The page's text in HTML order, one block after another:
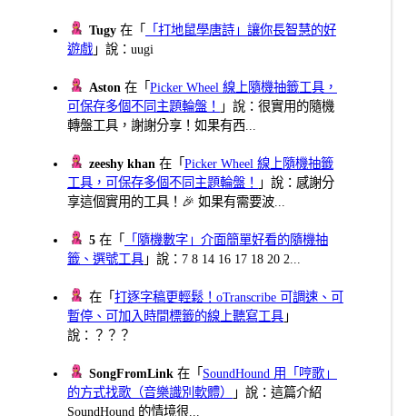
Tugy 在「
「打地鼠學唐詩」讓你長智慧的好
遊戲 」說：uugi
Aston 在「Picker Wheel 線上隨機抽籤工具，
可保存多個不同主題輪盤！
」說：很實用的隨機
轉盤工具，謝謝分享！如果有西...
zeeshy khan 在「Picker Wheel 線上隨機抽籤
工具，可保存多個不同主題輪盤！
」說：感謝分
享這個實用的工具！🎉 如果有需要波...
5 在「
「隨機數字」介面簡單好看的隨機抽
籤、選號工具 」說：7 8 14 16 17 18 20 2...
在「打逐字稿更輕鬆！oTranscribe 可調速、可
暫停、可加入時間標籤的線上聽寫工具 」
說：？？？
SongFromLink 在「 SoundHound 用「哼歌」
的方式找歌（音樂識別軟體）
」說：這篇介紹
SoundHound 的情境很...